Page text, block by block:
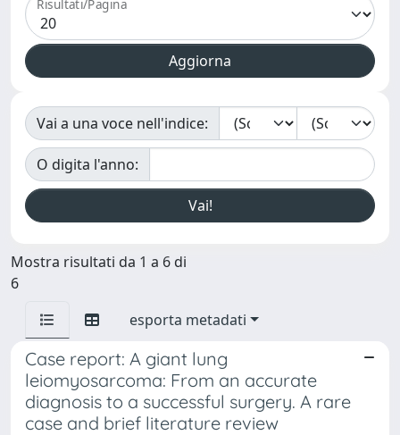
Risultati/Pagina
Vai a una voce nell'indice:
O digita l'anno:
Mostra risultati da 1 a 6 di
6
esporta metadati
Case report: A giant lung
leiomyosarcoma: From an accurate
diagnosis to a successful surgery. A rare
case and brief literature review